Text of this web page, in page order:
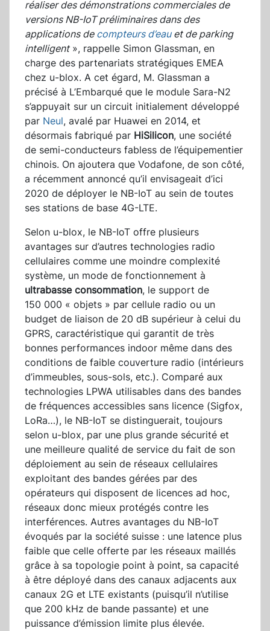
réaliser des démonstrations commerciales de
versions NB-IoT préliminaires dans des
applications de compteurs d’eauet de parking
intelligent», rappelle Simon Glassman, en
charge des partenariats stratégiques EMEA
chez u-blox. A cet égard, M. Glassman a
précisé à L’Embarqué que le module Sara-N2
s’appuyait sur un circuit initialement développé
par Neul, avalé par Huawei en 2014, et
désormais fabriqué par HiSilicon, une société
de semi-conducteurs fabless de l’équipementier
chinois. On ajoutera que Vodafone, de son côté,
a récemment annoncé qu’il envisageait d’ici
2020 de déployer le NB-IoT au sein de toutes
ses stations de base 4G-LTE.
Selon u-blox, le NB-IoT offre plusieurs
avantages sur d’autres technologies radio
cellulaires comme une moindre complexité
système, un mode de fonctionnement à
ultrabasse consommation, le support de
150 000 « objets » par cellule radio ou un
budget de liaison de 20 dB supérieur à celui du
GPRS, caractéristique qui garantit de très
bonnes performances indoor même dans des
conditions de faible couverture radio (intérieurs
d’immeubles, sous-sols, etc.). Comparé aux
technologies LPWA utilisables dans des bandes
de fréquences accessibles sans licence (Sigfox,
LoRa…), le NB-IoT se distinguerait, toujours
selon u-blox, par une plus grande sécurité et
une meilleure qualité de service du fait de son
déploiement au sein de réseaux cellulaires
exploitant des bandes gérées par des
opérateurs qui disposent de licences ad hoc,
réseaux donc mieux protégés contre les
interférences. Autres avantages du NB-IoT
évoqués par la société suisse : une latence plus
faible que celle offerte par les réseaux maillés
grâce à sa topologie point à point, sa capacité
à être déployé dans des canaux adjacents aux
canaux 2G et LTE existants (puisqu’il n’utilise
que 200 kHz de bande passante) et une
puissance d’émission limite plus élevée.